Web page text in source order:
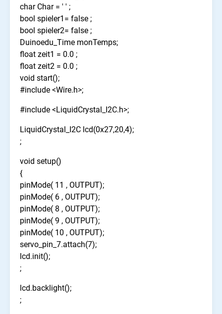
char Char = ' ' ;
bool spieler1= false ;
bool spieler2= false ;
Duinoedu_Time monTemps;
float zeit1 = 0.0 ;
float zeit2 = 0.0 ;
void start();
#include <Wire.h>;
#include <LiquidCrystal_I2C.h>;
LiquidCrystal_I2C lcd(0x27,20,4);
;
void setup()
{
pinMode( 11 , OUTPUT);
pinMode( 6 , OUTPUT);
pinMode( 8 , OUTPUT);
pinMode( 9 , OUTPUT);
pinMode( 10 , OUTPUT);
servo_pin_7.attach(7);
lcd.init();
;
lcd.backlight();
;